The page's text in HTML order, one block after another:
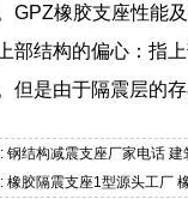
GPZ橡胶支座性能
上部结构的偏心：指
但是由于隔震层的
钢结构减震支座厂家电话
橡胶隔震支座1型源头工厂